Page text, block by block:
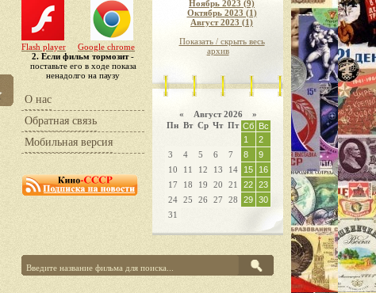
Flash player
Google chrome
2. Если фильм тормозит-
поставьте его в ходе показа
ненадолго на паузу
О нас
Обратная связь
Мобильная версия
Ноябрь 2023 (9)
Октябрь 2023 (1)
Август 2023 (1)
Показать / скрыть весь
архив
« Август 2026 »
Пн Вт Ср Чт Пт Сб Вс
1
2
3
4 5 6 7 8
9
10
11 12 13 14 15
16
17
18 19 20 21 22 23
24 25 26 27 28 29 30
31